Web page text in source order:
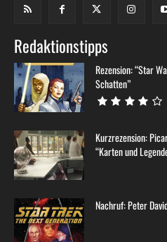
Redaktionstipps
Rezension: “Star
Schatten”
Kurzrezension:
“Karten und
Nachruf: Peter